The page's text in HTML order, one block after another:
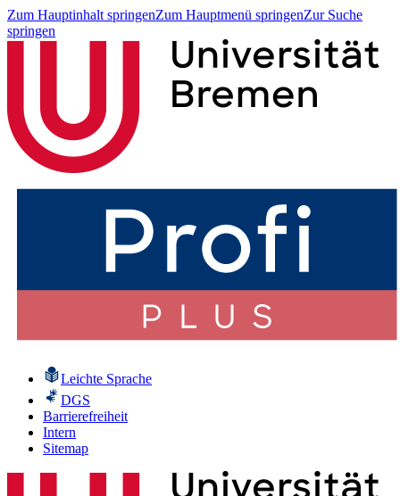
Zum Hauptinhalt springenZum Hauptmenü springenZur Suche
springen
Leichte Sprache
DGS
Barrierefreiheit
Intern
Sitemap